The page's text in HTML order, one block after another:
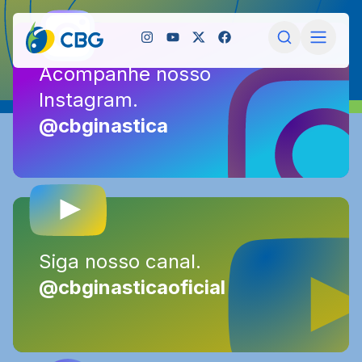
Acompanhe nosso
Instagram.
@cbginastica
Acompanhe nosso
Instagram.
@cbginastica
Siga nosso canal.
@cbginasticaoficial
Siga nosso canal.
@cbginasticaoficial